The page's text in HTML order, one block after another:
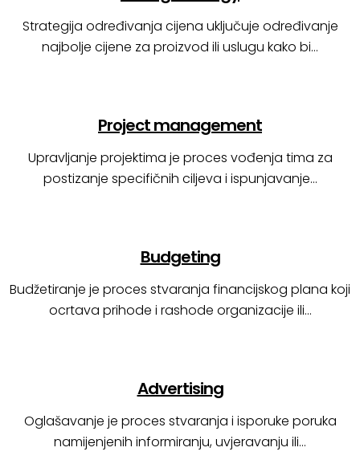
Strategija određivanja cijena uključuje određivanje
najbolje cijene za proizvod ili uslugu kako bi…
Project management
Upravljanje projektima je proces vođenja tima za
postizanje specifičnih ciljeva i ispunjavanje…
Budgeting
Budžetiranje je proces stvaranja financijskog plana koji
ocrtava prihode i rashode organizacije ili…
Advertising
Oglašavanje je proces stvaranja i isporuke poruka
namijenjenih informiranju, uvjeravanju ili…